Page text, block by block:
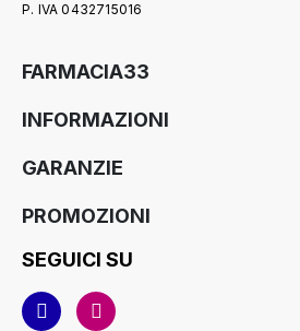
P. IVA 0432715016
FARMACIA33
INFORMAZIONI
GARANZIE
PROMOZIONI
SEGUICI SU